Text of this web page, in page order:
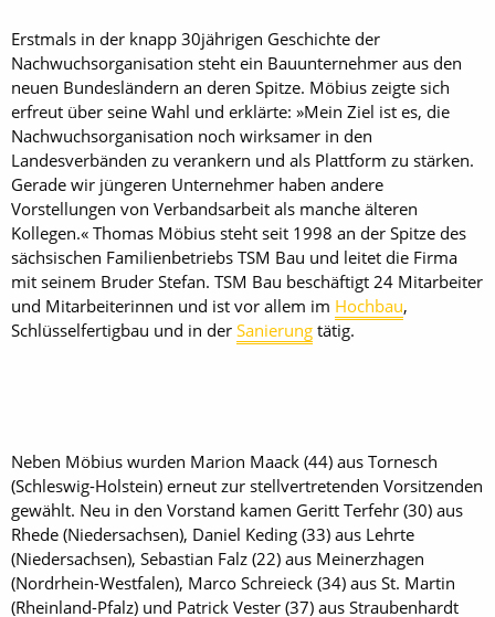
Erstmals in der knapp 30jährigen Geschichte der
Nachwuchsorganisation steht ein Bauunternehmer aus den
neuen Bundesländern an deren Spitze. Möbius zeigte sich
erfreut über seine Wahl und erklärte: »Mein Ziel ist es, die
Nachwuchsorganisation noch wirksamer in den
Landesverbänden zu verankern und als Plattform zu stärken.
Gerade wir jüngeren Unternehmer haben andere
Vorstellungen von Verbandsarbeit als manche älteren
Kollegen.« Thomas Möbius steht seit 1998 an der Spitze des
sächsischen Familienbetriebs TSM Bau und leitet die Firma
mit seinem Bruder Stefan. TSM Bau beschäftigt 24 Mitarbeiter
und Mitarbeiterinnen und ist vor allem im Hochbau,
Schlüsselfertigbau und in der Sanierung tätig.
Neben Möbius wurden Marion Maack (44) aus Tornesch
(Schleswig-Holstein) erneut zur stellvertretenden Vorsitzenden
gewählt. Neu in den Vorstand kamen Geritt Terfehr (30) aus
Rhede (Niedersachsen), Daniel Keding (33) aus Lehrte
(Niedersachsen), Sebastian Falz (22) aus Meinerzhagen
(Nordrhein-Westfalen), Marco Schreieck (34) aus St. Martin
(Rheinland-Pfalz) und Patrick Vester (37) aus Straubenhardt